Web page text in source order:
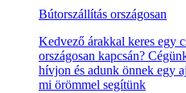
Bútorszállítás országosan
Kedvező árakkal keres egy
országosan kapcsán?
hívjon és adunk önnek egy
mi örömmel segítünk